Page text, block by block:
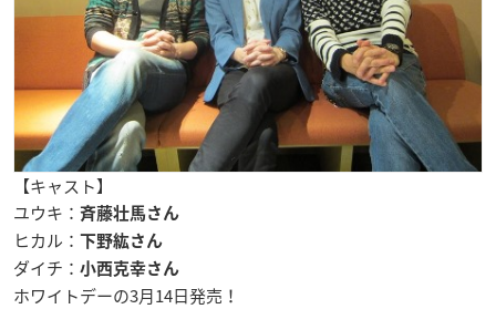
【キャスト】
ユウキ： 斉藤壮馬さん
ヒカル： 下野紘さん
ダイチ： 小西克幸さん
ホワイトデーの3月14日発売！